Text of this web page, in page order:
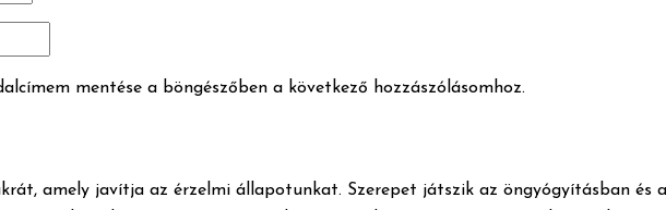
mentése a böngészőben a következő hozzászólásomhoz.
amely javítja az érzelmi állapotunkat. Szerepet játszik az öngyógyításban